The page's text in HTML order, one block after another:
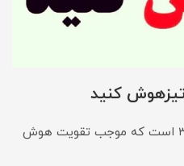
تیزهوش کنید
۱. ماهی: حاوی مقدار زیادی امگا ۳ است که موجب تقویت هوش